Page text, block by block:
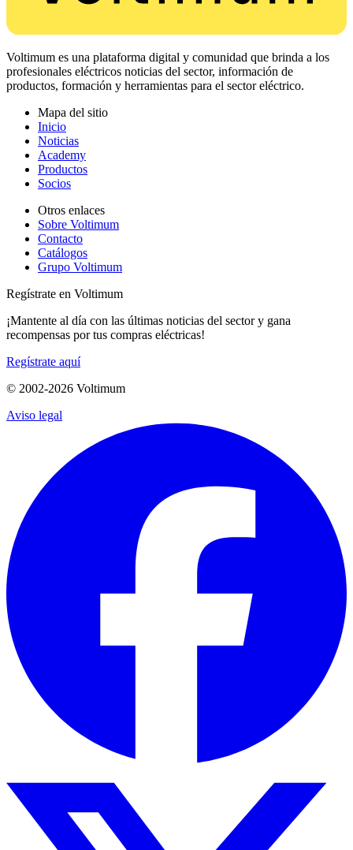
Voltimum es una plataforma digital y comunidad que brinda a los
profesionales eléctricos noticias del sector, información de
productos, formación y herramientas para el sector eléctrico.
Mapa del sitio
Inicio
Noticias
Academy
Productos
Socios
Otros enlaces
Sobre Voltimum
Contacto
Catálogos
Grupo Voltimum
Regístrate en Voltimum
¡Mantente al día con las últimas noticias del sector y gana
recompensas por tus compras eléctricas!
Regístrate aquí
© 2002-2026 Voltimum
Aviso legal